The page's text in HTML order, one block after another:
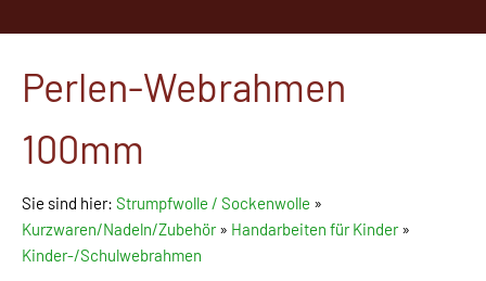
Perlen-Webrahmen
100mm
Sie sind hier: Strumpfwolle / Sockenwolle »
Kurzwaren/Nadeln/Zubehör» Handarbeiten für Kinder»
Kinder-/Schulwebrahmen